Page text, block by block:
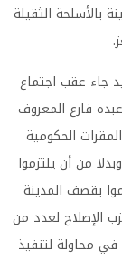
بالأسلحة الثقيلة
.
جاء عقب اجتماع
فارع المعروف
الحكومية
من أن يلتزموا
بقصف المدينة
إلى نشر حزب الإصلاح لعدد من
في محاولة لتنفيذ